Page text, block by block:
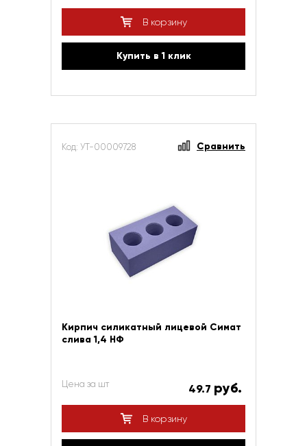
В корзину
Купить в 1 клик
Код: УТ-00009728 Сравнить
Кирпич силикатный лицевой Симат
слива 1,4 НФ
Цена за шт 49.7 руб.
В корзину